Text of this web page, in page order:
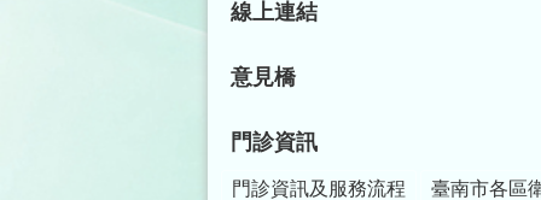
線上連結
意見橋
門診資訊
門診資訊及服務流程 臺南市各區